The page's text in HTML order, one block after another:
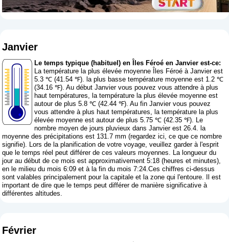
Janvier
Le temps typique (habituel) en Îles Féroé en Janvier est-ce:
La température la plus élevée moyenne Îles Féroé à Janvier est
5.3 ℃ (41.54 ℉). la plus basse température moyenne est 1.2 ℃
(34.16 ℉). Au début Janvier vous pouvez vous attendre à plus
haut températures, la température la plus élevée moyenne est
autour de plus 5.8 ℃ (42.44 ℉). Au fin Janvier vous pouvez
vous attendre à plus haut températures, la température la plus
élevée moyenne est autour de plus 5.75 ℃ (42.35 ℉). Le
nombre moyen de jours pluvieux dans Janvier est 26.4. la
moyenne des précipitations est 131.7 mm (regardez ici, ce que ce nombre
signifie). Lors de la planification de votre voyage, veuillez garder à l'esprit
que le temps réel peut différer de ces valeurs moyennes. La longueur du
jour au début de ce mois est approximativement 5:18 (heures et minutes),
en le milieu du mois 6:09 et à la fin du mois 7:24.Ces chiffres ci-dessus
sont valables principalement pour la capitale et la zone qui l'entoure. Il est
important de dire que le temps peut différer de manière significative à
différentes altitudes.
Février